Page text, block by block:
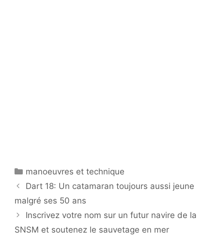
Catégories
manoeuvres et technique
Dart 18: Un catamaran toujours aussi jeune
malgré ses 50 ans
Inscrivez votre nom sur un futur navire de la
SNSM et soutenez le sauvetage en mer